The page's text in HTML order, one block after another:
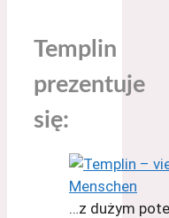
Templin
prezentuje
się:
…z dużym